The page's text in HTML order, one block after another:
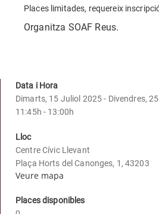
Places limitades, requereix
Organitza SOAF Reus.
Data i Hora
Dimarts, 15 Juliol 2025 - Divendres,
11:45h - 13:00h
Lloc
Centre Cívic Llevant
Plaça Horts del Canonges, 1, 43203
Veure mapa
Places disponibles